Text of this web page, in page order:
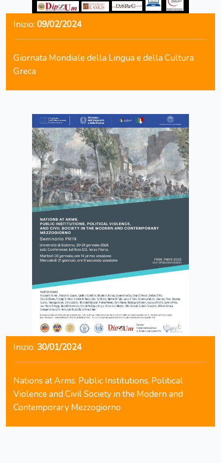
Inizio: 09/02/2024
Giornata Mondiale della Lingua e della Cultura
Greca
Inizio: 30/01/2024
Nations at Arms. Public Institutions, Political
Violence and Civil Society in the Modern and
Contemporary Mezzogiorno